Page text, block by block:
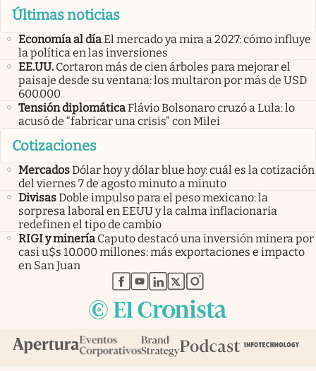
Últimas noticias
Economía al díaEl mercado ya mira a 2027: cómo influye
la política en las inversiones
EE.UU. Cortaron más de cien árboles para mejorar el
paisaje desde su ventana: los multaron por más de USD
600.000
Tensión diplomáticaFlávio Bolsonaro cruzó a Lula: lo
acusó de “fabricar una crisis” con Milei
Cotizaciones
MercadosDólar hoy y dólar blue hoy: cuál es la cotización
del viernes 7 de agosto minuto a minuto
DivisasDoble impulso para el peso mexicano: la
sorpresa laboral en EEUU y la calma inflacionaria
redefinen el tipo de cambio
RIGI y minería Caputo destacó una inversión minera por
casi u$s 10.000 millones: más exportaciones e impacto
en San Juan
abre en nueva pestaña
abre en nueva pestaña
abre en nueva pestaña
abre en nueva pestaña
abre en nueva pestaña